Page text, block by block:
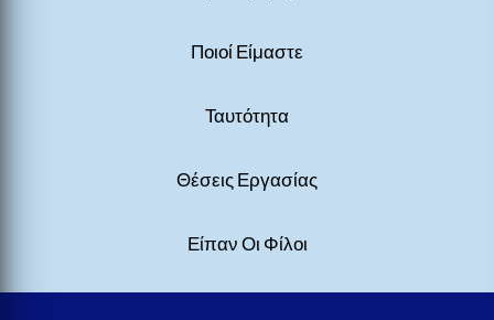
Ποιοί Είμαστε
Ταυτότητα
Θέσεις Εργασίας
Είπαν Οι Φίλοι